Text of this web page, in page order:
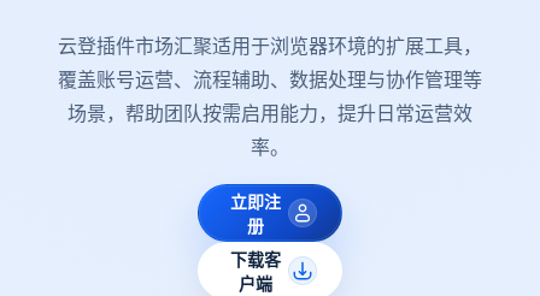
云登插件市场汇聚适用于浏览器环境的扩展工具，
覆盖账号运营、流程辅助、数据处理与协作管理等
场景，帮助团队按需启用能力，提升日常运营效
率。
立即注
册
下载客
户端